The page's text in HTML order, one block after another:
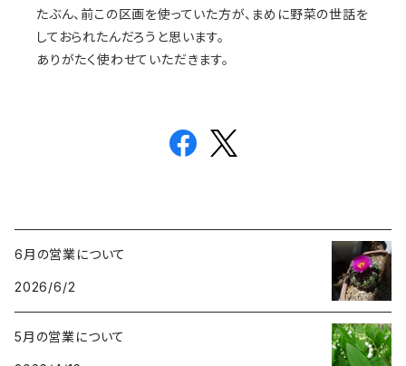
たぶん、前この区画を使っていた方が、まめに野菜の世話を
しておられたんだろうと思います。
ありがたく使わせていただきます。
6月の営業について
2026/6/2
5月の営業について